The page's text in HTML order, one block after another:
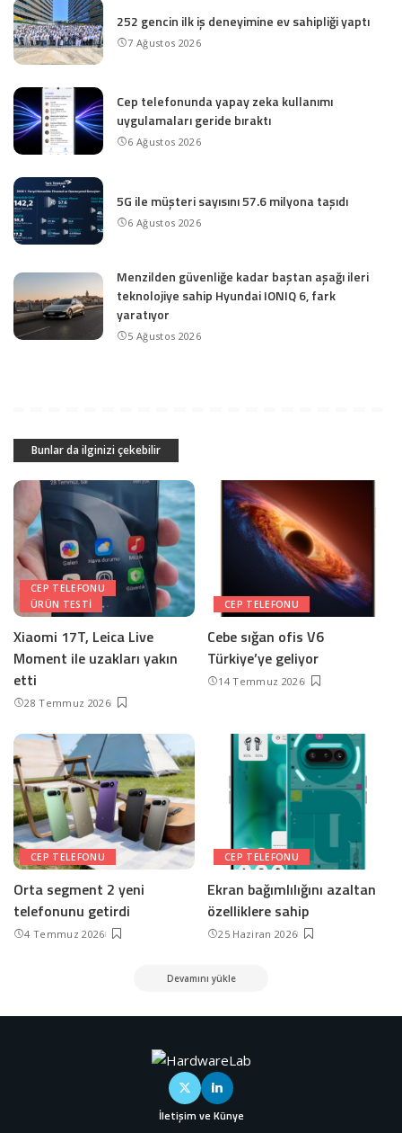
252 gencin ilk iş deneyimine ev sahipliği yaptı
7 Ağustos 2026
Cep telefonunda yapay zeka kullanımı
uygulamaları geride bıraktı
6 Ağustos 2026
5G ile müşteri sayısını 57.6 milyona taşıdı
6 Ağustos 2026
Menzilden güvenliğe kadar baştan aşağı ileri
teknolojiye sahip Hyundai IONIQ 6, fark
yaratıyor
5 Ağustos 2026
Bunlar da ilginizi çekebilir
CEP TELEFONU
ÜRÜN TESTI
Xiaomi 17T, Leica Live
Moment ile uzakları yakın
etti
28 Temmuz 2026
CEP TELEFONU
Cebe sığan ofis V6
Türkiye’ye geliyor
14 Temmuz 2026
CEP TELEFONU
Orta segment 2 yeni
telefonunu getirdi
4 Temmuz 2026
CEP TELEFONU
Ekran bağımlılığını azaltan
özelliklere sahip
25 Haziran 2026
Devamını yükle
İletişim ve Künye